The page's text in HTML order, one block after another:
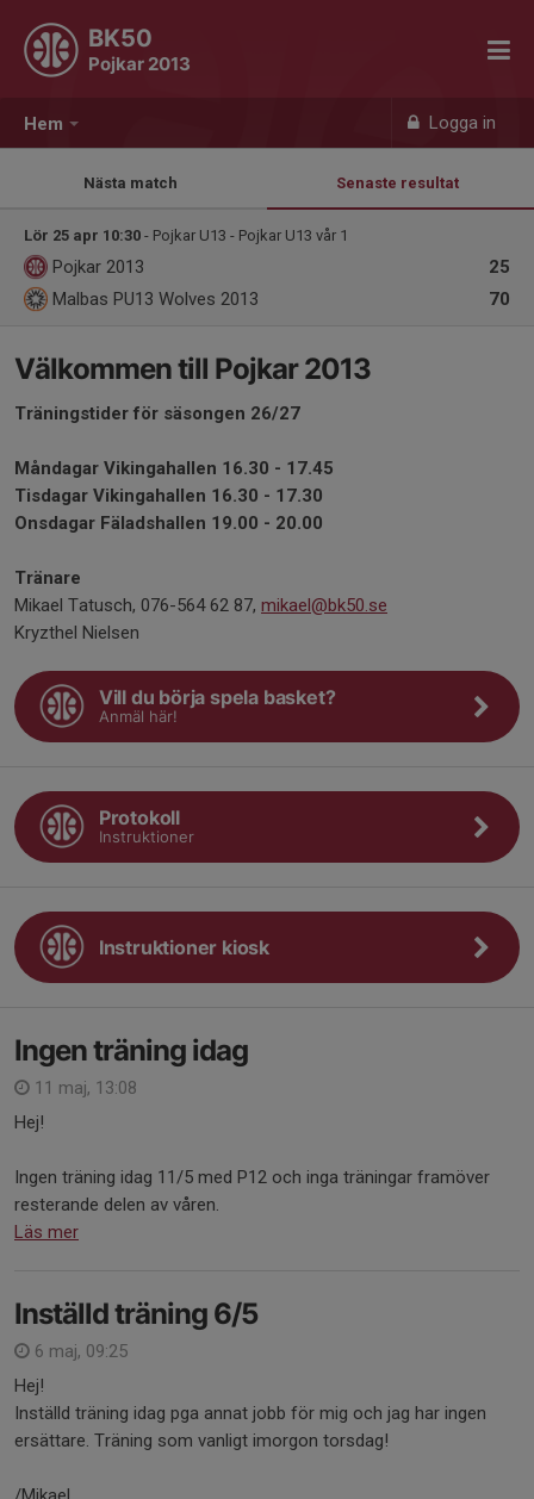
Hem Logga in
BK50
Pojkar 2013
Nästa match Senaste resultat
Lör 25 apr 10:30 - Pojkar U13 - Pojkar U13 vår 1
25
Pojkar 2013
70
Malbas PU13 Wolves 2013
Välkommen till Pojkar 2013
Träningstider för säsongen 26/27
Måndagar Vikingahallen 16.30 - 17.45
Tisdagar Vikingahallen 16.30 - 17.30
Onsdagar Fäladshallen 19.00 - 20.00
Tränare
Mikael Tatusch, 076-564 62 87, mikael@bk50.se
Kryzthel Nielsen
Vill du börja spela basket?
Anmäl här!
Protokoll
Instruktioner
Instruktioner kiosk
Ingen träning idag
11 maj, 13:08
Hej!
Ingen träning idag 11/5 med P12 och inga träningar framöver
resterande delen av våren.
Läs mer
Inställd träning 6/5
6 maj, 09:25
Hej!
Inställd träning idag pga annat jobb för mig och jag har ingen
ersättare. Träning som vanligt imorgon torsdag!